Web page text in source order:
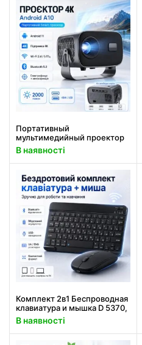
Портативный
мультимедийный проектор
4K Android A10 с Wi‑Fi 2.4/5
ГГц, Bluetooth 5.2,
автофокусом и
автокоррекцией трапеции
В наявності
Комплект 2в1 Беспроводная
клавиатура и мышка D 5370,
украинская раскладка,
Черный / Блютуз
клавиатура для планшета
В наявності